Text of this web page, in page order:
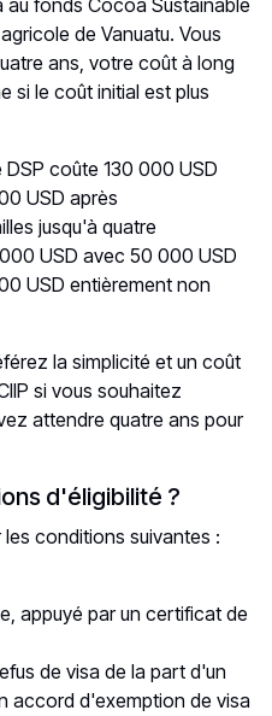
fonds Cocoa Sustainable
de Vanuatu. Vous
ans, votre coût à long
si le coût initial est plus
DSP coûte 130 000 USD
USD après
jusqu'à quatre
USD avec 50 000 USD
USD entièrement non
la simplicité et un coût
si vous souhaitez
attendre quatre ans pour
d'éligibilité ?
conditions suivantes :
appuyé par un certificat de
de visa de la part d'un
accord d'exemption de visa